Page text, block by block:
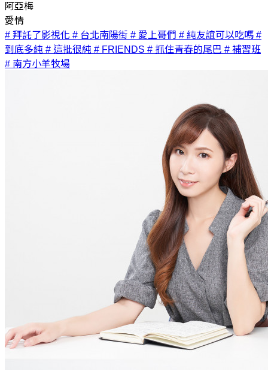
阿亞梅
愛情
# 拜託了影視化 # 台北南陽街 # 愛上哥們 # 純友誼可以吃嗎 #
到底多純 # 這批很純 # FRIENDS # 抓住青春的尾巴 # 補習班
# 南方小羊牧場